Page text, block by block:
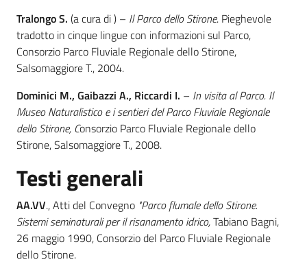
Ambiente
Argomenti
Novità
Servizi
Leggi Atti Bandi
Tralongo S. (a cura di ) – Il Parco dello Stirone. Pieghevole
tradotto in cinque lingue con informazioni sul Parco,
Consorzio Parco Fluviale Regionale dello Stirone,
Salsomaggiore T., 2004.
Dominici M., Gaibazzi A., Riccardi I. – In visita al Parco. Il
Museo Naturalistico e i sentieri del Parco Fluviale Regionale
dello Stirone, Consorzio Parco Fluviale Regionale dello
Stirone, Salsomaggiore T., 2008.
Testi generali
AA.VV., Atti del Convegno "Parco flumale dello Stirone.
Sistemi seminaturali per il risanamento idrico,Tabiano Bagni,
26 maggio 1990, Consorzio del Parco Fluviale Regionale
dello Stirone.